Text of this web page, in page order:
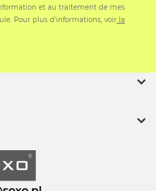
et au traitement de mes
Pour plus d'informations, voir la